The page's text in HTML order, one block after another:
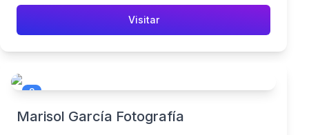
Visitar
8
Marisol García Fotografía